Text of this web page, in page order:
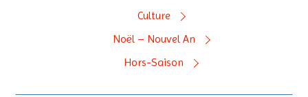
Culture
Noël – Nouvel An
Hors-Saison